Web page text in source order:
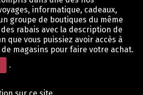
informatique, cadeaux,
groupe de boutiques du même
rabais avec la description de
que vous puissiez avoir accès à
magasins pour faire votre achat.
.